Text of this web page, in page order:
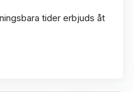
tider erbjuds åt